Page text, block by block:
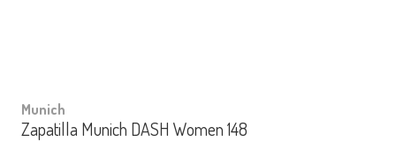
Munich
Zapatilla Munich DASH Women 148